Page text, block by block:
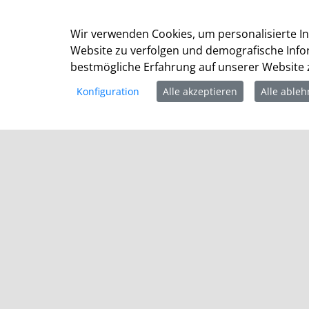
41515 Grevenbroich
Telefon: +49 (0) 2181 / 608 - 0
Telefax: +49 (0) 2181/ 608 - 202
info@grevenbroich.de
Wir verwenden Cookies, um personalisierte
Website zu verfolgen und demografische
bestmögliche Erfahrung auf unserer
Konfiguration Alle akzeptieren Alle